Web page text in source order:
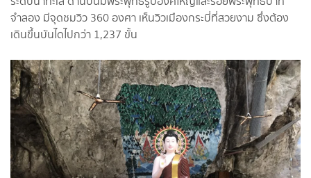
จำลอง มีจุดชมวิว 360 องศา เห็นวิวเมืองกระบี่ที่สวยงาม ซึ่งต้อง
เดินขึ้นบันไดไปกว่า 1,237 ขั้น